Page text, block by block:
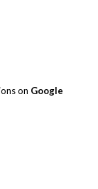
on Google